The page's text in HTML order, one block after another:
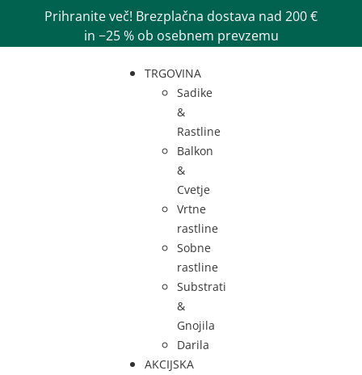
Prihranite več! Brezplačna dostava nad 200 €
in −25 % ob osebnem prevzemu
TRGOVINA
Sadike
&
Rastline
Balkon
&
Cvetje
Vrtne
rastline
Sobne
rastline
Substrati
&
Gnojila
Darila
AKCIJSKA